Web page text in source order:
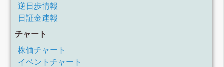
逆日歩情報
日証金速報
チャート
株価チャート
イベントチャート